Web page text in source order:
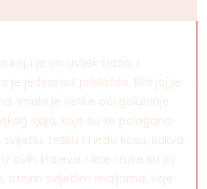
koju je on uvijek tražio, i
je jedino još privlačila. Bilo joj je
Imala je velike oči golubinje
sjaja, koje su se polagano
tešku i tvrdu kosu, kakva
ovih krajeva. I lice i ruke su joj
sitnim svijetlim maljama, koje